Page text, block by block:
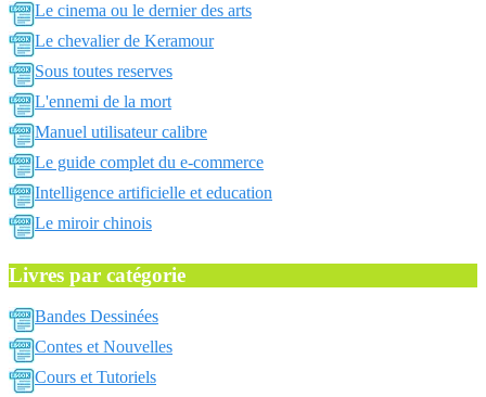
Le cinema ou le dernier des arts
Le chevalier de Keramour
Sous toutes reserves
L'ennemi de la mort
Manuel utilisateur calibre
Le guide complet du e-commerce
Intelligence artificielle et education
Le miroir chinois
Livres par catégorie
Bandes Dessinées
Contes et Nouvelles
Cours et Tutoriels